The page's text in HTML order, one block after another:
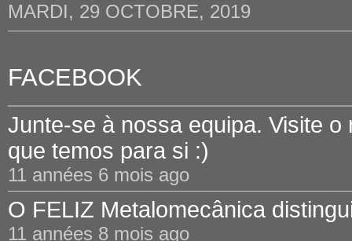
MARDI, 29 OCTOBRE, 2019
FACEBOOK
Junte-se à nossa equipa. Visite
que temos para si :)
11 années 6 mois ago
O FELIZ Metalomecânica
11 années 8 mois ago